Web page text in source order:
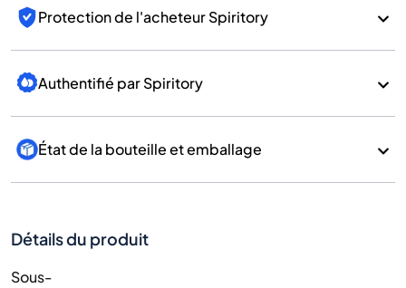
Protection de l'acheteur Spiritory
Authentifié par Spiritory
État de la bouteille et emballage
Détails du produit
Sous-